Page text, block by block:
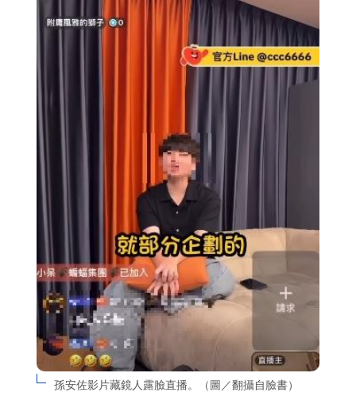
孫安佐影片藏鏡人露臉直播。（圖／翻攝自臉書）